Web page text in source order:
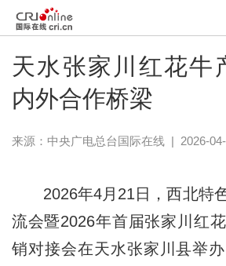
天水张家川红花牛
内外合作桥梁
来源：中央广电总台国际在线| 2026-
2026年4月21日，西北特
流会暨2026年首届张家川红
销对接会在天水张家川县举